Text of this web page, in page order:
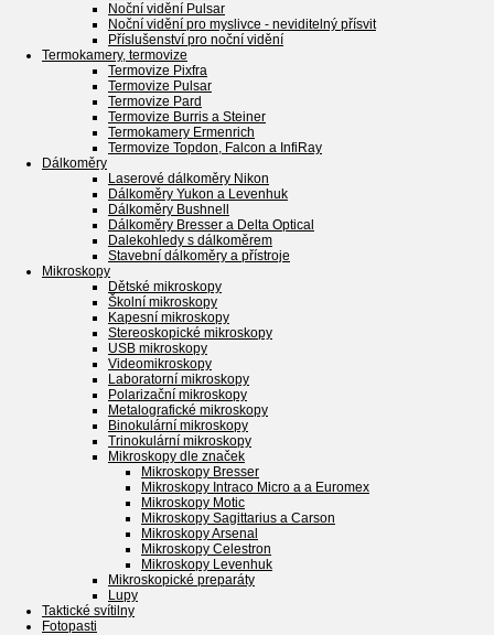
Noční vidění Pulsar
Noční vidění pro myslivce - neviditelný přísvit
Příslušenství pro noční vidění
Termokamery, termovize
Termovize Pixfra
Termovize Pulsar
Termovize Pard
Termovize Burris a Steiner
Termokamery Ermenrich
Termovize Topdon, Falcon a InfiRay
Dálkoměry
Laserové dálkoměry Nikon
Dálkoměry Yukon a Levenhuk
Dálkoměry Bushnell
Dálkoměry Bresser a Delta Optical
Dalekohledy s dálkoměrem
Stavební dálkoměry a přístroje
Mikroskopy
Dětské mikroskopy
Školní mikroskopy
Kapesní mikroskopy
Stereoskopické mikroskopy
USB mikroskopy
Videomikroskopy
Laboratorní mikroskopy
Polarizační mikroskopy
Metalografické mikroskopy
Binokulární mikroskopy
Trinokulární mikroskopy
Mikroskopy dle značek
Mikroskopy Bresser
Mikroskopy Intraco Micro a a Euromex
Mikroskopy Motic
Mikroskopy Sagittarius a Carson
Mikroskopy Arsenal
Mikroskopy Celestron
Mikroskopy Levenhuk
Mikroskopické preparáty
Lupy
Taktické svítilny
Fotopasti